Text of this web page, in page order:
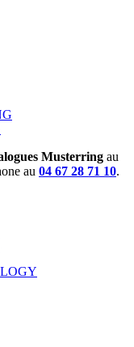
Musterring au
au 04 67 28 71 10.